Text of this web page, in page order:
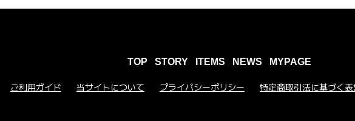
TOP STORY ITEMS NEWS MYPAGE
ご利用ガイド 当サイトについて プライバシーポリシー 特定商取引法に基づく